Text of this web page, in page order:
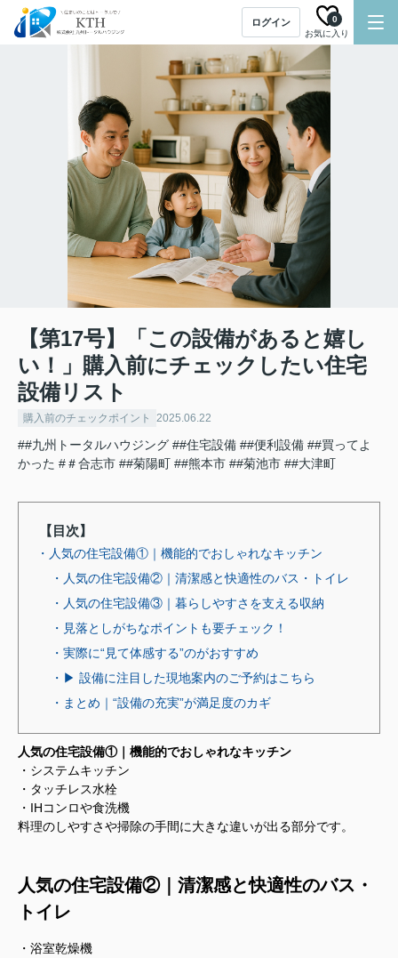
ログイン
お気に入り
0
【第17号】「この設備があると嬉し
い！」購入前にチェックしたい住宅
設備リスト
購入前のチェックポイント 2025.06.22
##九州トータルハウジング ##住宅設備 ##便利設備 ##買ってよ
かった #＃合志市 ##菊陽町 ##熊本市 ##菊池市 ##大津町
【目次】
・人気の住宅設備①｜機能的でおしゃれなキッチン
・人気の住宅設備②｜清潔感と快適性のバス・トイレ
・人気の住宅設備③｜暮らしやすさを支える収納
・見落としがちなポイントも要チェック！
・実際に“見て体感する”のがおすすめ
・▶ 設備に注目した現地案内のご予約はこちら
・まとめ｜“設備の充実”が満足度のカギ
人気の住宅設備①｜機能的でおしゃれなキッチン
・システムキッチン
・タッチレス水栓
・IHコンロや食洗機
料理のしやすさや掃除の手間に大きな違いが出る部分です。
人気の住宅設備②｜清潔感と快適性のバス・
トイレ
・浴室乾燥機